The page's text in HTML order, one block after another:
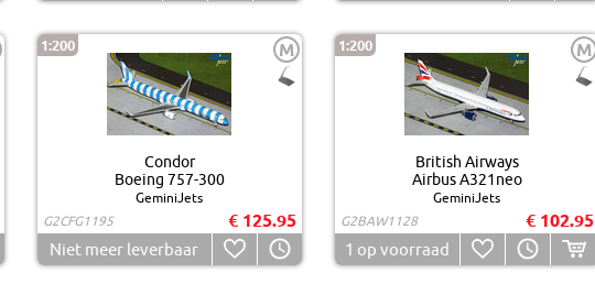
1:200 M
Condor
Boeing 757-300
GeminiJets
G2CFG1195
€ 125.95
Niet meer leverbaar
1:200 M
British Airways
Airbus A321neo
GeminiJets
G2BAW1128
€ 102.95
1 op voorraad